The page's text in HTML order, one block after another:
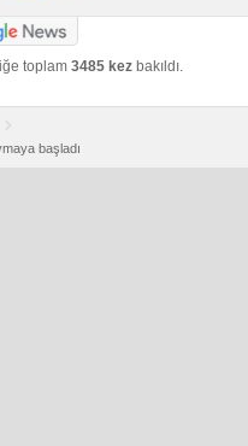
toplam 3485 kez bakıldı.
başladı